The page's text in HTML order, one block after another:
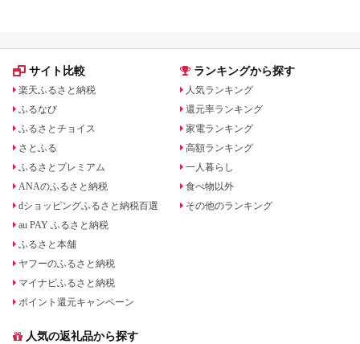
サイト比較
楽天ふるさと納税
ふるなび
ふるさとチョイス
さとふる
ふるさとプレミアム
ANAのふるさと納税
dショッピングふるさと納税百選
au PAY ふるさと納税
ふるさと本舗
ヤフーのふるさと納税
マイナビふるさと納税
ポイント還元キャンペーン
ランキングから探す
人気ランキング
還元率ランキング
家電ランキング
高額ランキング
一人暮らし
食べ物以外
その他のランキング
人気の返礼品から探す